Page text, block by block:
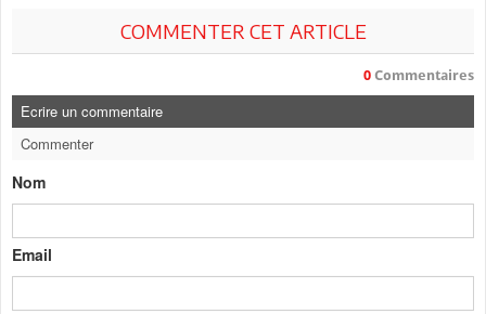
COMMENTER CET ARTICLE
0 Commentaires
Ecrire un commentaire
Commenter
Nom
Email